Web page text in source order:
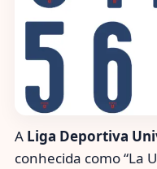
A Liga Deportiva
conhecida como “La